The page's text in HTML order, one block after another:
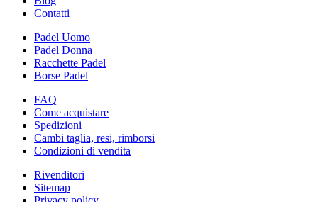
Contatti
Padel Uomo
Padel Donna
Racchette Padel
Borse Padel
FAQ
Come acquistare
Spedizioni
Cambi taglia, resi, rimborsi
Condizioni di vendita
Rivenditori
Sitemap